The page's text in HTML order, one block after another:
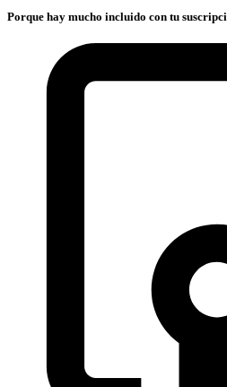
Porque hay mucho incluido con tu